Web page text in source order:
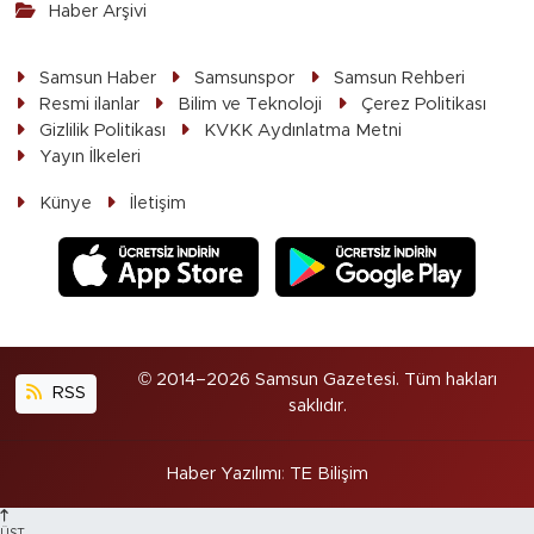
Haber Arşivi
Samsun Haber Samsunspor
Samsun Rehberi
Resmi ilanlar
Bilim ve Teknoloji
Çerez Politikası
Gizlilik Politikası
KVKK Aydınlatma Metni
Yayın İlkeleri
Künye İletişim
RSS
© 2014–2026 Samsun Gazetesi. Tüm hakları
saklıdır.
Haber Yazılımı: TE Bilişim